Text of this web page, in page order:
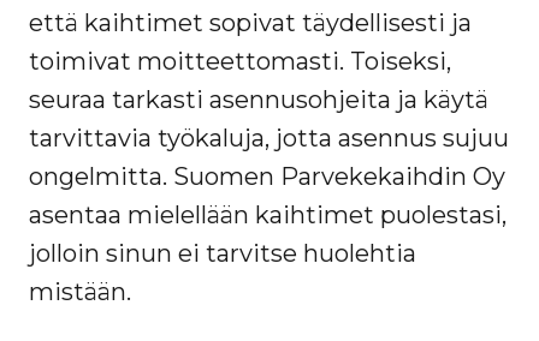
että kaihtimet sopivat täydellisesti ja
toimivat moitteettomasti. Toiseksi,
seuraa tarkasti asennusohjeita ja käytä
tarvittavia työkaluja, jotta asennus sujuu
ongelmitta. Suomen Parvekekaihdin Oy
asentaa mielellään kaihtimet puolestasi,
jolloin sinun ei tarvitse huolehtia
mistään.